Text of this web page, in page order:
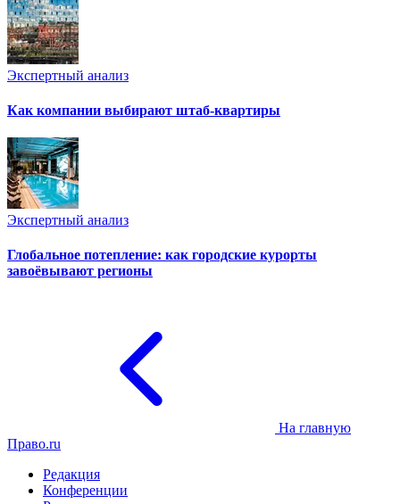
Экспертный анализ
Как компании выбирают штаб-квартиры
Экспертный анализ
Глобальное потепление: как городские курорты
завоёвывают регионы
На главную
Право.ru
Редакция
Конференции